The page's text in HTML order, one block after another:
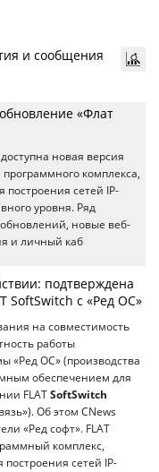
и сообщения
«Флат
новая версия
программного комплекса,
построения сетей IP-
уровня. Ряд
новые веб-
и личный каб
подтверждена
SoftSwitch с «Ред ОС»
на совместимость
работы
«Ред ОС» (производства
обеспечением для
FLAT SoftSwitch
Об этом CNews
«Ред софт». FLAT
комплекс,
сетей IP-